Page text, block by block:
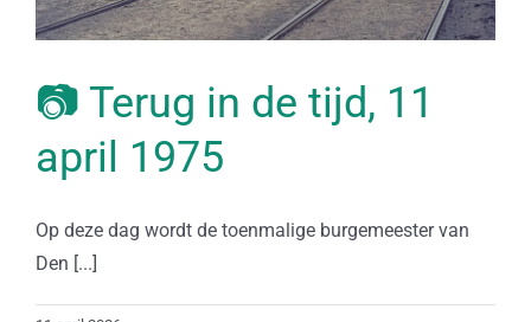
📷 Terug in de tijd, 11
april 1975
Op deze dag wordt de toenmalige burgemeester van
Den [...]